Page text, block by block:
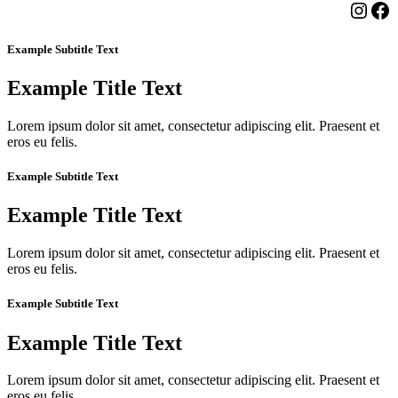
Example Subtitle Text
Example Title Text
Lorem ipsum dolor sit amet, consectetur adipiscing elit. Praesent et
eros eu felis.
Example Subtitle Text
Example Title Text
Lorem ipsum dolor sit amet, consectetur adipiscing elit. Praesent et
eros eu felis.
Example Subtitle Text
Example Title Text
Lorem ipsum dolor sit amet, consectetur adipiscing elit. Praesent et